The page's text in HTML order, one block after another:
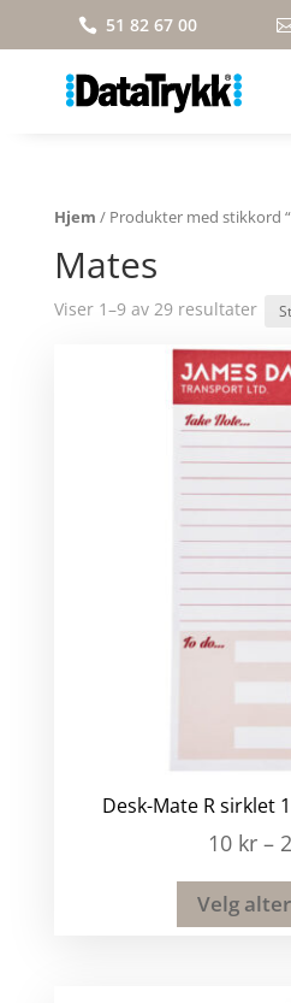
 51 82 67 00
Hjem / Produkter med stikkord
Mates
Viser 1–9 av 29 resultater
Desk-Mate R sirklet
10 kr –
Velg